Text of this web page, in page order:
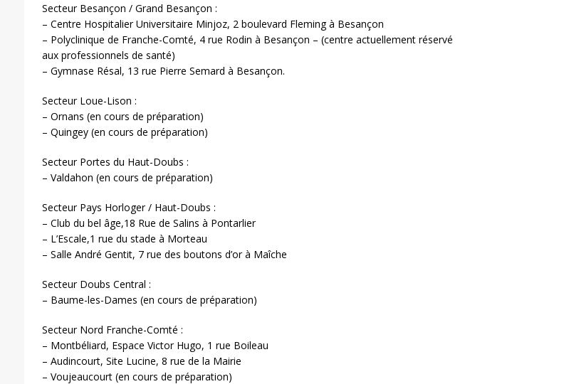
Secteur Besançon / Grand Besançon :
– Centre Hospitalier Universitaire Minjoz, 2 boulevard Fleming à Besançon
– Polyclinique de Franche-Comté, 4 rue Rodin à Besançon – (centre actuellement réservé
aux professionnels de santé)
– Gymnase Résal, 13 rue Pierre Semard à Besançon.
Secteur Loue-Lison :
– Ornans (en cours de préparation)
– Quingey (en cours de préparation)
Secteur Portes du Haut-Doubs :
– Valdahon (en cours de préparation)
Secteur Pays Horloger / Haut-Doubs :
– Club du bel âge,18 Rue de Salins à Pontarlier
– L’Escale,1 rue du stade à Morteau
– Salle André Gentit, 7 rue des boutons d’or à Maîche
Secteur Doubs Central :
– Baume-les-Dames (en cours de préparation)
Secteur Nord Franche-Comté :
– Montbéliard, Espace Victor Hugo, 1 rue Boileau
– Audincourt, Site Lucine, 8 rue de la Mairie
– Voujeaucourt (en cours de préparation)